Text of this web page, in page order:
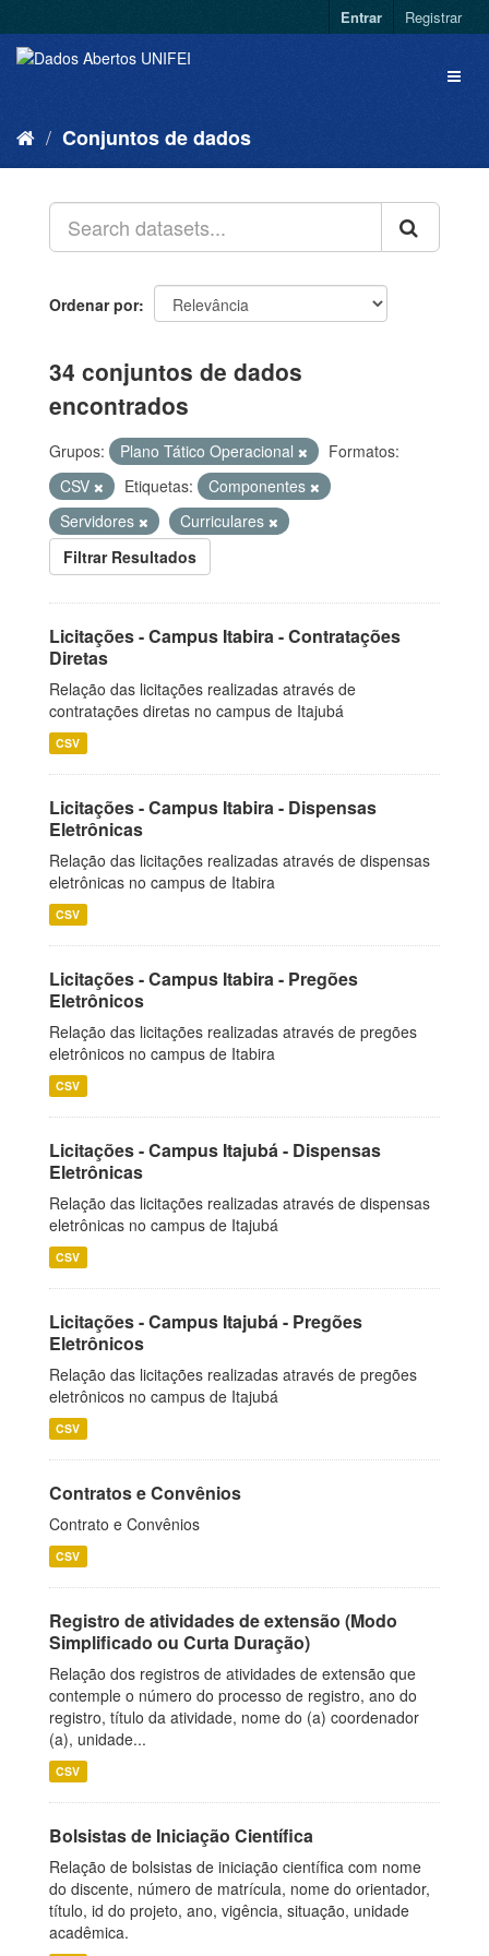
Entrar Registrar
Conjuntos de dados
Ordenar por
34 conjuntos de dados
encontrados
Grupos: Plano Tático Operacional
Formatos:
CSV
Etiquetas:
Componentes
Servidores
Curriculares
Filtrar Resultados
Licitações - Campus Itabira - Contratações
Diretas
Relação das licitações realizadas através de
contratações diretas no campus de Itajubá
CSV
Licitações - Campus Itabira - Dispensas
Eletrônicas
Relação das licitações realizadas através de dispensas
eletrônicas no campus de Itabira
CSV
Licitações - Campus Itabira - Pregões
Eletrônicos
Relação das licitações realizadas através de pregões
eletrônicos no campus de Itabira
CSV
Licitações - Campus Itajubá - Dispensas
Eletrônicas
Relação das licitações realizadas através de dispensas
eletrônicas no campus de Itajubá
CSV
Licitações - Campus Itajubá - Pregões
Eletrônicos
Relação das licitações realizadas através de pregões
eletrônicos no campus de Itajubá
CSV
Contratos e Convênios
Contrato e Convênios
CSV
Registro de atividades de extensão (Modo
Simplificado ou Curta Duração)
Relação dos registros de atividades de extensão que
contemple o número do processo de registro, ano do
registro, título da atividade, nome do (a) coordenador
(a), unidade...
CSV
Bolsistas de Iniciação Científica
Relação de bolsistas de iniciação científica com nome
do discente, número de matrícula, nome do orientador,
título, id do projeto, ano, vigência, situação, unidade
acadêmica.